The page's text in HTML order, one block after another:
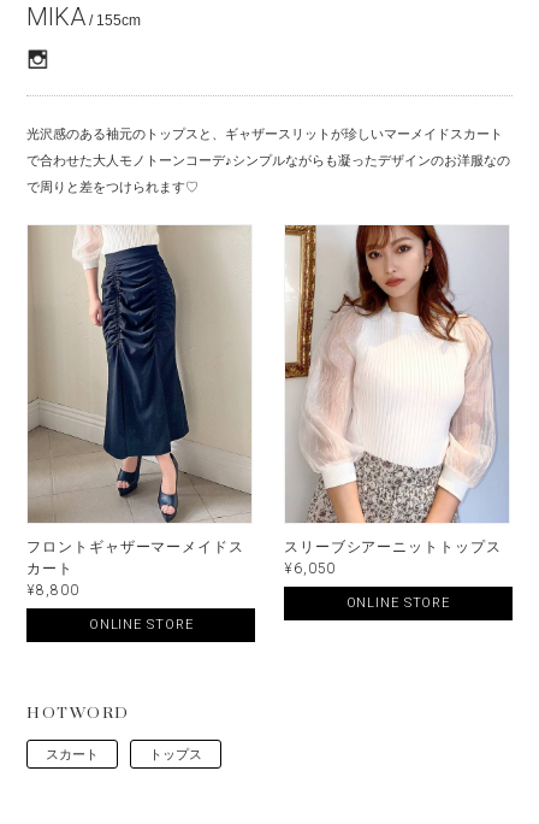
MIKA / 155cm
光沢感のある袖元のトップスと、ギャザースリットが珍しいマーメイドスカート
で合わせた大人モノトーンコーデ♪シンプルながらも凝ったデザインのお洋服なの
で周りと差をつけられます♡
フロントギャザーマーメイドス
カート
¥8,800
ONLINE STORE
スリーブシアーニットトップス
¥6,050
ONLINE STORE
HOTWORD
スカート トップス